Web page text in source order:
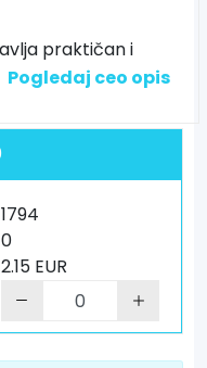
praktičan i
Pogledaj ceo opis
1794
0
2.15 EUR